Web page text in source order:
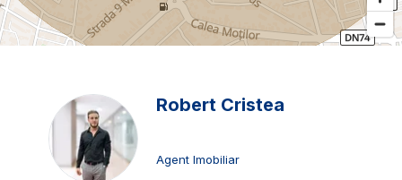
Robert Cristea
Agent Imobiliar